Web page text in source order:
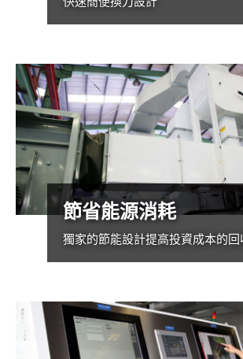
節省能源消耗
獨家的節能設計提高投資成本的回